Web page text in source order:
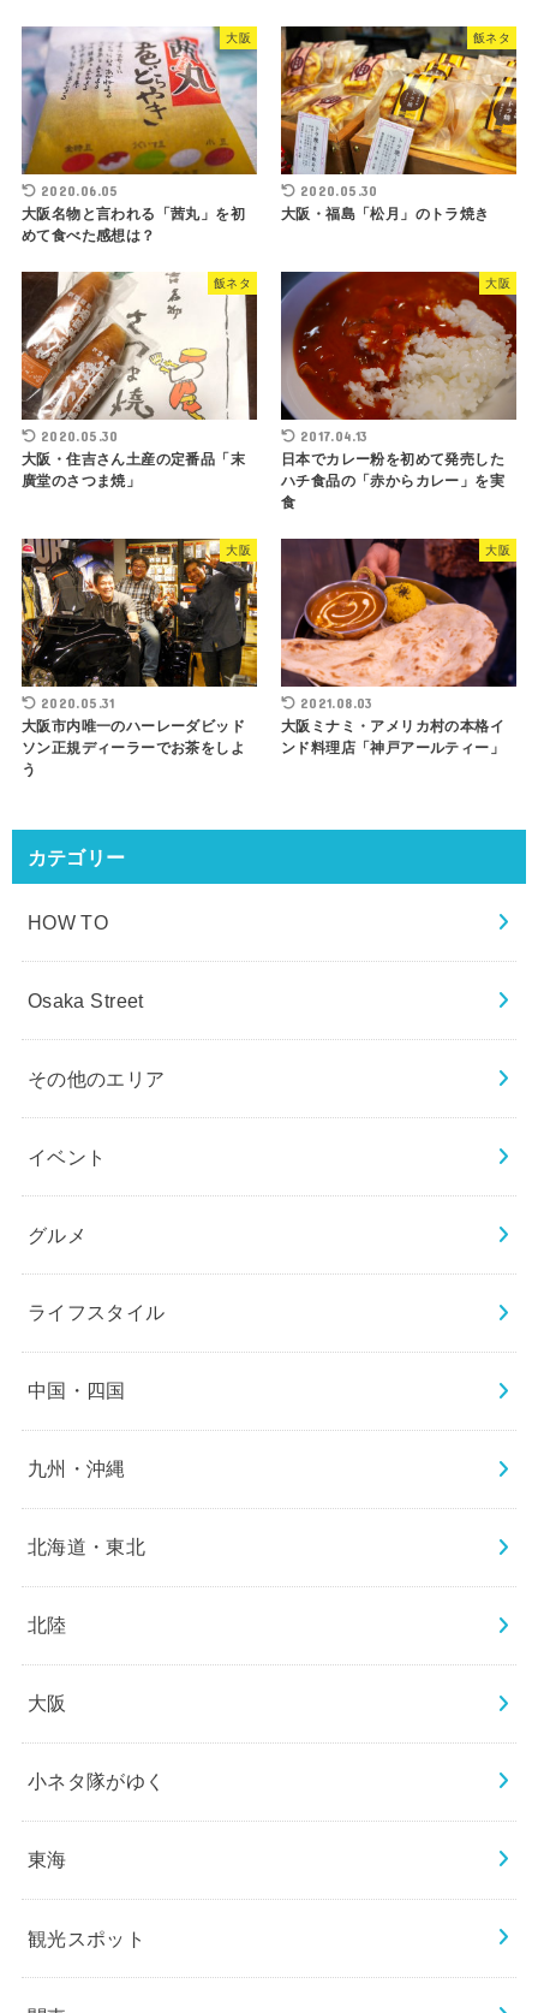
大阪
2020.06.05
大阪名物と言われる「茜丸」を初
めて食べた感想は？
飯ネタ
2020.05.30
大阪・福島「松月」のトラ焼き
飯ネタ
2020.05.30
大阪・住吉さん土産の定番品「末
廣堂のさつま焼」
大阪
2017.04.13
日本でカレー粉を初めて発売した
ハチ食品の「赤からカレー」を実
食
大阪
2020.05.31
大阪市内唯一のハーレーダビッド
ソン正規ディーラーでお茶をしよ
う
大阪
2021.08.03
大阪ミナミ・アメリカ村の本格イ
ンド料理店「神戸アールティー」
カテゴリー
HOW TO
Osaka Street
その他のエリア
イベント
グルメ
ライフスタイル
中国・四国
九州・沖縄
北海道・東北
北陸
大阪
小ネタ隊がゆく
東海
観光スポット